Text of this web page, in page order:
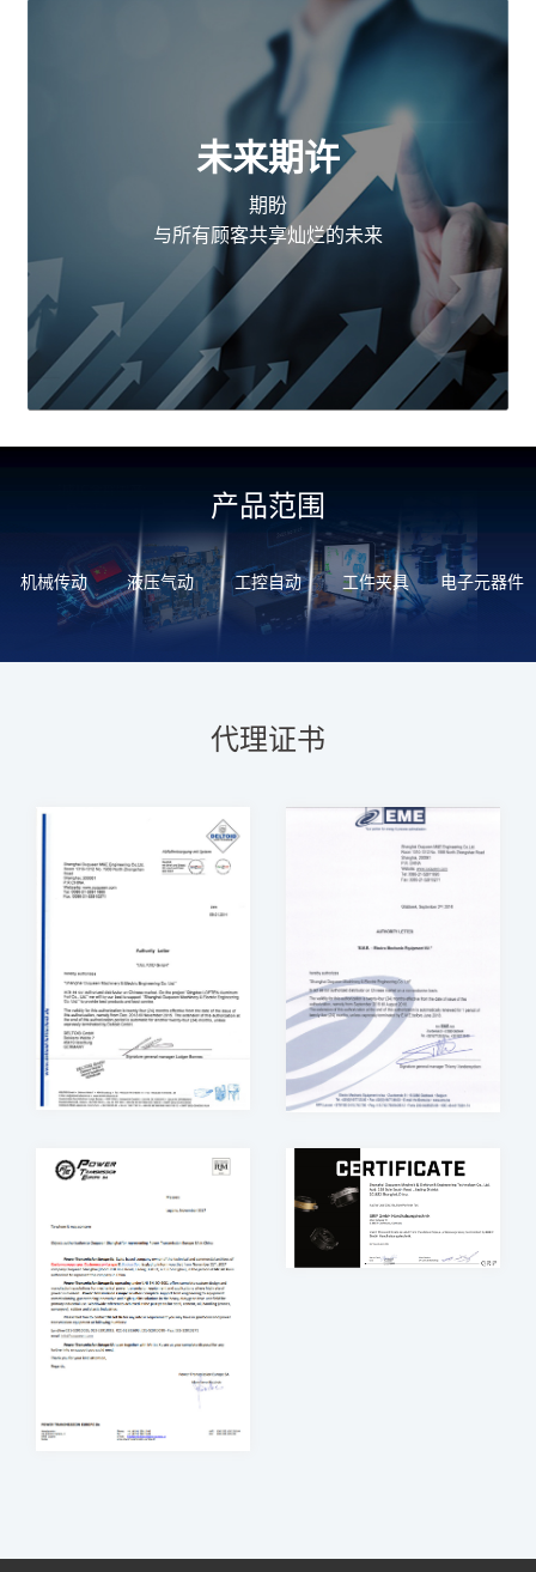
未来期许
期盼
与所有顾客共享灿烂的未来
产品范围
机械传动 液压气动 工控自动 工件夹具 电子元器件
代理证书